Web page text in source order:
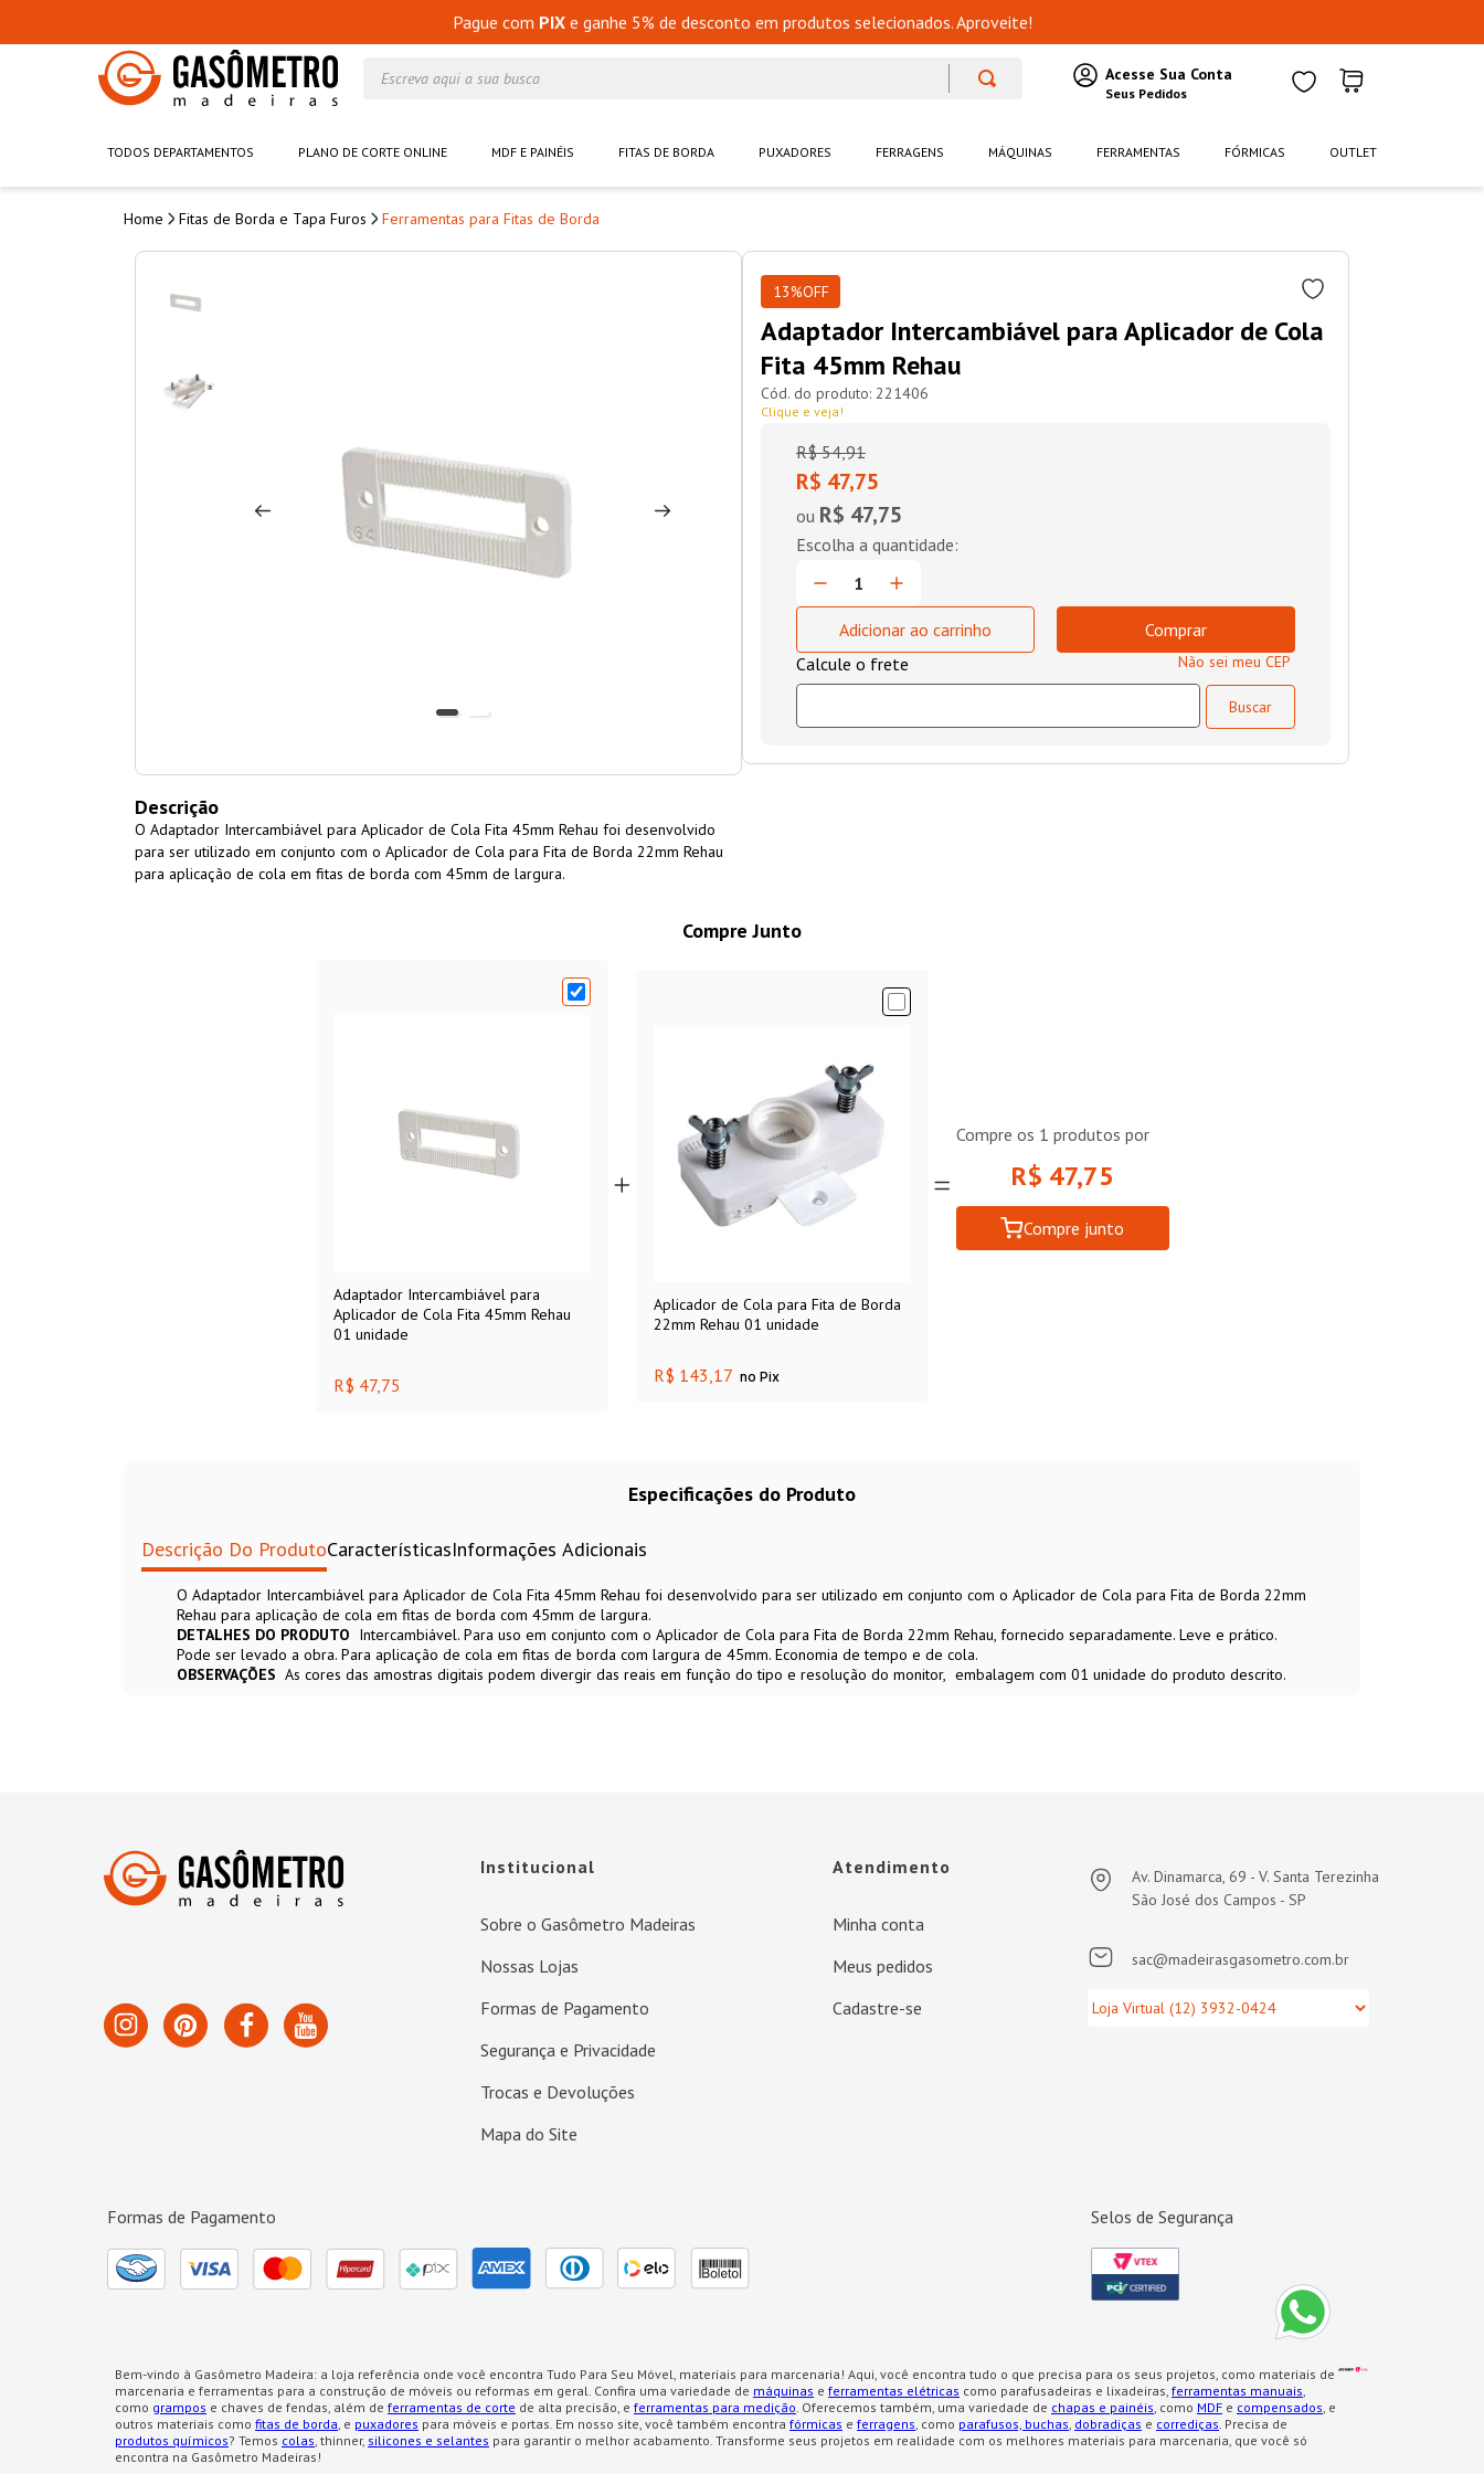
Pague com PIXe ganhe 5% de desconto em produtos selecionados. Aproveite!
TODOS DEPARTAMENTOS PLANO DE CORTE ONLINE MDF E PAINÉIS FITAS DE BORDA PUXADORES FERRAGENS MÁQUINAS FERRAMENTAS FÓRMICAS OUTLET
Fitas de Borda e Tapa Furos Ferramentas para Fitas de Borda
Descrição
O Adaptador Intercambiável para Aplicador de Cola Fita 45mm Rehau foi desenvolvido
para ser utilizado em conjunto com o Aplicador de Cola para Fita de Borda 22mm Rehau
para aplicação de cola em fitas de borda com 45mm de largura.
13%OFF
Adaptador Intercambiável para Aplicador de Cola
Fita 45mm Rehau
221406
Clique e veja!
R$ 54,91
R$ 47,75
ou R$ 47,75
Adicionar ao carrinho Comprar
Não sei meu CEP
Compre Junto
Adaptador Intercambiável para
Aplicador de Cola Fita 45mm Rehau
01 unidade
R$ 47,75
Aplicador de Cola para Fita de Borda
22mm Rehau 01 unidade
R$ 143,17 no Pix
Compre os 1 produtos por
R$ 47,75
Compre junto
Especificações do Produto
Descrição Do ProdutoCaracterísticasInformações Adicionais
O Adaptador Intercambiável para Aplicador de Cola Fita 45mm Rehau foi desenvolvido para ser utilizado em conjunto com o Aplicador de Cola para Fita de Borda 22mm
Rehau para aplicação de cola em fitas de borda com 45mm de largura.
DETALHES DO PRODUTO Intercambiável. Para uso em conjunto com o Aplicador de Cola para Fita de Borda 22mm Rehau, fornecido separadamente. Leve e prático.
Pode ser levado a obra. Para aplicação de cola em fitas de borda com largura de 45mm. Economia de tempo e de cola.
OBSERVAÇÕES As cores das amostras digitais podem divergir das reais em função do tipo e resolução do monitor embalagem com 01 unidade do produto descrito.
Institucional
Sobre o Gasômetro Madeiras
Nossas Lojas
Formas de Pagamento
Segurança e Privacidade
Trocas e Devoluções
Mapa do Site
Atendimento
Minha conta
Meus pedidos
Cadastre-se
Av. Dinamarca, 69 - V. Santa Terezinha
São José dos Campos - SP
sac@madeirasgasometro.com.br
Formas de Pagamento Selos de Segurança
Bem-vindo à Gasômetro Madeira: a loja referência onde você encontra Tudo Para Seu Móvel, materiais para marcenaria! Aqui, você encontra tudo o que precisa para os seus projetos, como materiais de
marcenaria e ferramentas para a construção de móveis ou reformas em geral. Confira uma variedade de máquinas e ferramentas elétricas como parafusadeiras e lixadeiras, ferramentas manuais,
como grampos e chaves de fendas, além de ferramentas de corte de alta precisão, e ferramentas para medição. Oferecemos também, uma variedade de chapas e painéis, como MDF e compensados, e
outros materiais como fitas de borda, e puxadores para móveis e portas. Em nosso site, você também encontra fórmicas e ferragens, como parafusos, buchas, dobradiças e corrediças. Precisa de
produtos químicos? Temos colas, thinner, silicones e selantes para garantir o melhor acabamento. Transforme seus projetos em realidade com os melhores materiais para marcenaria, que você só
encontra na Gasômetro Madeiras!